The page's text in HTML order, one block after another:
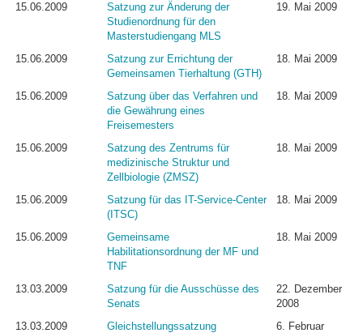
15.06.2009
Satzung zur Änderung der
Studienordnung für den
Masterstudiengang MLS
19. Mai 2009
15.06.2009
Satzung zur Errichtung der
Gemeinsamen Tierhaltung (GTH)
18. Mai 2009
15.06.2009
Satzung über das Verfahren und
die Gewährung eines
Freisemesters
18. Mai 2009
15.06.2009
Satzung des Zentrums für
medizinische Struktur und
Zellbiologie (ZMSZ)
18. Mai 2009
15.06.2009
Satzung für das IT-Service-Center
(ITSC)
18. Mai 2009
15.06.2009
Gemeinsame
Habilitationsordnung der MF und
TNF
18. Mai 2009
13.03.2009
Satzung für die Ausschüsse des
Senats
22. Dezember
2008
13.03.2009
Gleichstellungssatzung
6. Februar